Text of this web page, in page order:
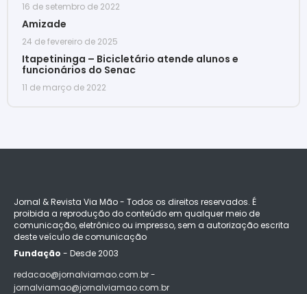
16 de setembro de 2022
Amizade
24 de fevereiro de 2025
Itapetininga – Bicicletário atende alunos e
funcionários do Senac
11 de março de 2022
Jornal & Revista Via Mão - Todos os direitos reservados. É
proibida a reprodução do conteúdo em qualquer meio de
comunicação, eletrônico ou impresso, sem a autorização escrita
deste veículo de comunicação
Fundação - Desde 2003
redacao@jornalviamao.com.br -
jornalviamao@jornalviamao.com.br